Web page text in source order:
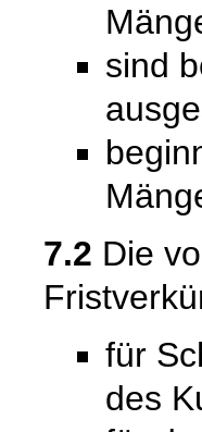
sind
7.2 Die
für
des